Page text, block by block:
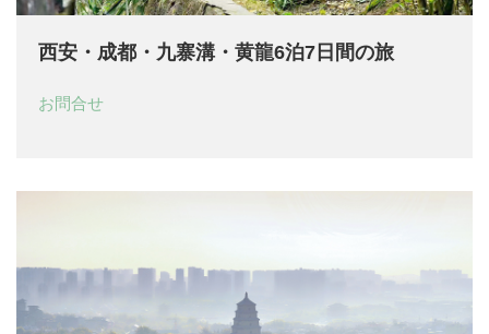
西安・成都・九寨溝・黄龍6泊7日間の旅
お問合せ